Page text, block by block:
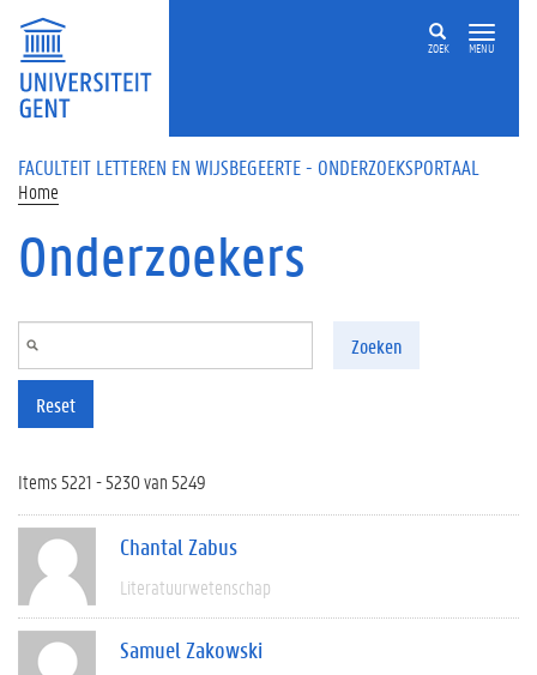
Overslaan en naar de inhoud gaan
ZOEK MENU
FACULTEIT LETTEREN EN WIJSBEGEERTE - ONDERZOEKSPORTAAL
Home
Onderzoekers
Zoeken
Reset
Items 5221 - 5230 van 5249
Chantal Zabus
Literatuurwetenschap
Samuel Zakowski